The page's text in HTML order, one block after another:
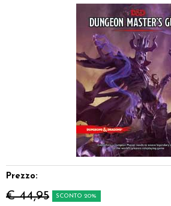
Giochi di Carte Collezionabili
Accessori
Prezzo:
€ 44,95 SCONTO 20%